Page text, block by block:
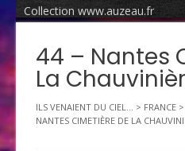
Collection www.auzeau.fr
44 – Nantes
La
ILS VENAIENT DU CIEL... > FRANCE >
NANTES CIMETIÈRE DE LA